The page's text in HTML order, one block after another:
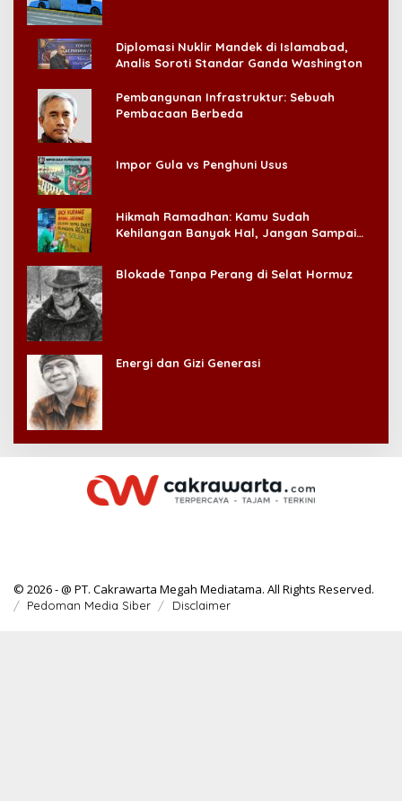
Diplomasi Nuklir Mandek di Islamabad,
Analis Soroti Standar Ganda Washington
Pembangunan Infrastruktur: Sebuah
Pembacaan Berbeda
Impor Gula vs Penghuni Usus
Hikmah Ramadhan: Kamu Sudah
Kehilangan Banyak Hal, Jangan Sampai
Blokade Tanpa Perang di Selat Hormuz
Energi dan Gizi Generasi
© 2026 - @ PT. Cakrawarta Megah Mediatama. All Rights Reserved.
Pedoman Media Siber Disclaimer